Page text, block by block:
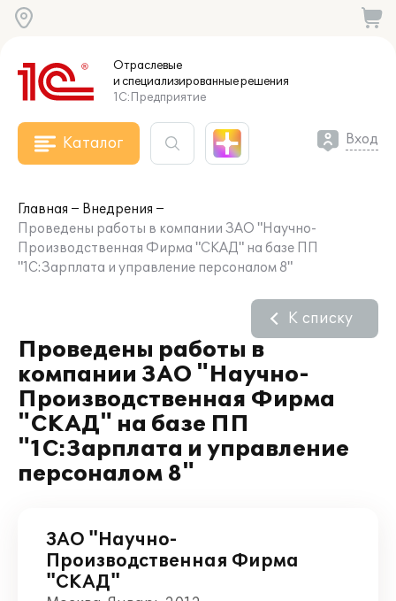
Отраслевые
и специализированныерешения
1С:Предприятие
Каталог Вход
Главная
Внедрения
Проведены работы в компании ЗАО "Научно-
Производственная Фирма "СКАД" на базе ПП
"1С:Зарплата и управление персоналом 8"
Проведены работы в
компании ЗАО "Научно-
Производственная Фирма
"СКАД" на базе ПП
"1С:Зарплата и управление
персоналом 8"
К списку
ЗАО "Научно-
Производственная Фирма
"СКАД"